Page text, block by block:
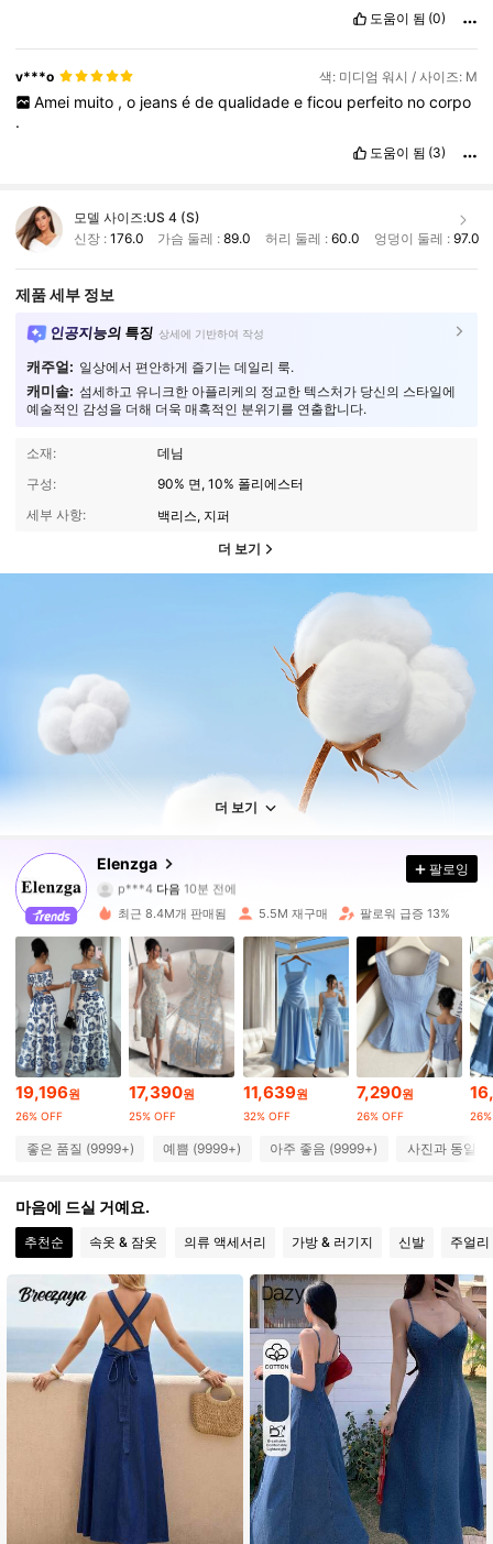
도움이 됨 (0)
v***o 색: 미디엄 워시 / 사이즈: M
Amei muito , o jeans é de qualidade e ficou perfeito no corpo
.
도움이 됨 (3)
모델 사이즈:US 4 (S)
신장 : 176.0 가슴 둘레 :89.0 허리 둘레 : 60.0 엉덩이 둘레 : 97.0
제품 세부 정보
인공지능의 특징 상세에 기반하여 작성
캐주얼: 일상에서 편안하게 즐기는 데일리 룩.
캐미솔: 섬세하고 유니크한 아플리케의 정교한 텍스처가 당신의 스타일에
예술적인 감성을 더해 더욱 매혹적인 분위기를 연출합니다.
소재:
데님
구성:
90% 면, 10% 폴리에스터
세부 사항:
백리스, 지퍼
더 보기
더 보기
Elenzga
p***4다음
a***z가 탐색 중입니다
4.89
4.89 3M 팔로워
4.89 3M 팔로워
4.89 3M 팔로워
4.89 3M 팔로워
4.89 3M 팔로워
4.89 3M 팔로워
4.89 3M 팔로워
3M 팔로워
팔로잉
최근 8.4M개 판매됨 5.5M 재구매 팔로워 급증 13%
19,196원
26% OFF
17,390원
25% OFF
11,639원
32% OFF
7,290원
26% OFF
좋은 품질 (9999+) 예쁨 (9999+) 아주 좋음 (9999+) 사진과 동일
마음에 드실 거예요.
추천순 속옷 & 잠옷 의류 액세서리 가방 & 러기지 신발 주얼